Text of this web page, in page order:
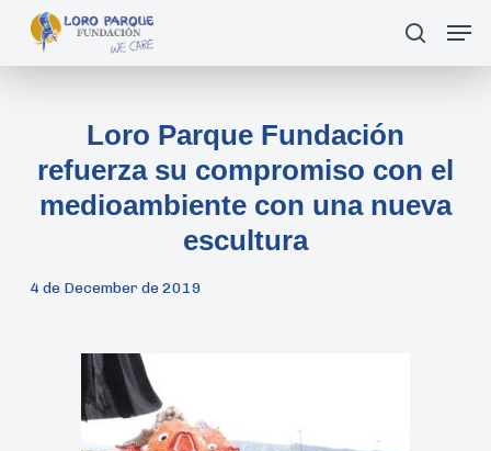
main
search
Loro Parque Fundación
refuerza su compromiso con el
medioambiente con una nueva
escultura
4 de December de 2019